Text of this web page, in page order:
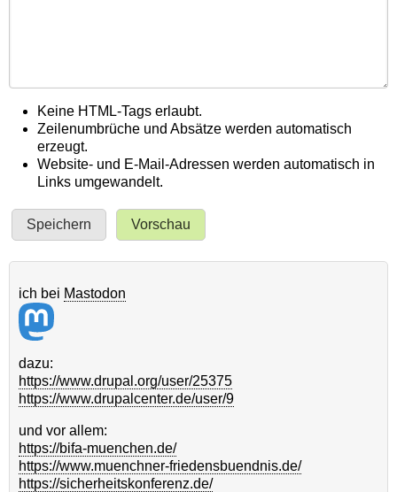
Keine HTML-Tags erlaubt.
Zeilenumbrüche und Absätze werden automatisch
erzeugt.
Website- und E-Mail-Adressen werden automatisch in
Links umgewandelt.
ich bei Mastodon
dazu:
https://www.drupal.org/user/25375
https://www.drupalcenter.de/user/9
und vor allem:
https://bifa-muenchen.de/
https://www.muenchner-friedensbuendnis.de/
https://sicherheitskonferenz.de/